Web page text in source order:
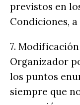
previstos en
Condiciones,
7. Modificación
Organizador
los puntos
siempre que